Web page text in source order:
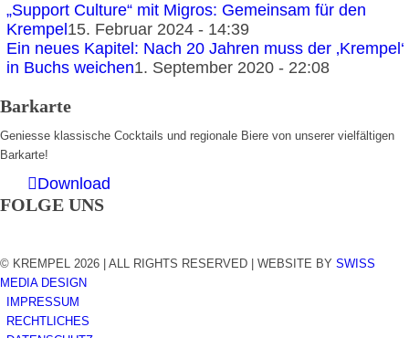
„Support Culture“ mit Migros: Gemeinsam für den
Krempel 15. Februar 2024 - 14:39
Ein neues Kapitel: Nach 20 Jahren muss der ‚Krempel‘
in Buchs weichen1. September 2020 - 22:08
Barkarte
Geniesse klassische Cocktails und regionale Biere von unserer vielfältigen
Barkarte!
Download
FOLGE UNS
© KREMPEL 2026 | ALL RIGHTS RESERVED | WEBSITE BY SWISS
MEDIA DESIGN
IMPRESSUM
RECHTLICHES